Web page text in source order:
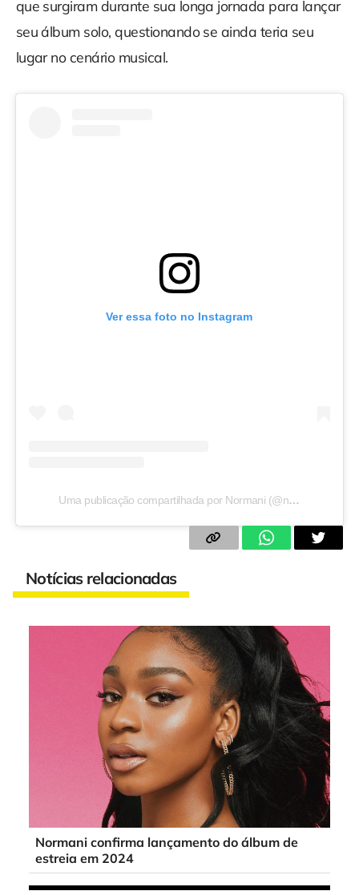
que surgiram durante sua longa jornada para lançar
seu álbum solo, questionando se ainda teria seu
lugar no cenário musical.
Ver essa foto no Instagram
Uma publicação compartilhada por Normani (@normani)
Notícias relacionadas
Normani confirma lançamento do álbum de
estreia em 2024